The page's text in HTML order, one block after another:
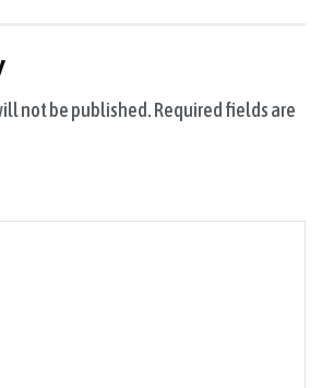
not be published.Required fields are